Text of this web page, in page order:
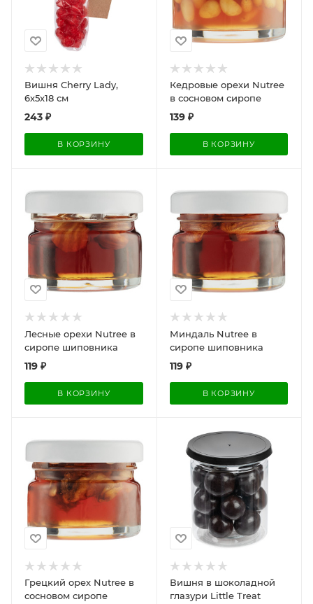
Вишня Cherry Lady,
6х5х18 см
243 ₽
В КОРЗИНУ
Кедровые орехи Nutree
в сосновом сиропе
139₽
В КОРЗИНУ
Лесные орехи Nutree в
сиропе шиповника
119 ₽
В КОРЗИНУ
Миндаль Nutree в
сиропе шиповника
119₽
В КОРЗИНУ
Грецкий орех Nutree в
сосновом сиропе
Вишня в шоколадной
глазури Little Treat